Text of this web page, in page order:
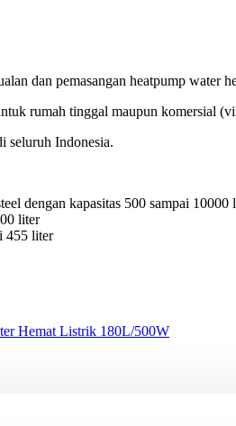
dan pemasangan heatpump water
rumah tinggal maupun komersial
seluruh Indonesia.
dengan kapasitas 500 sampai 10000
liter
455 liter
Hemat Listrik 180L/500W